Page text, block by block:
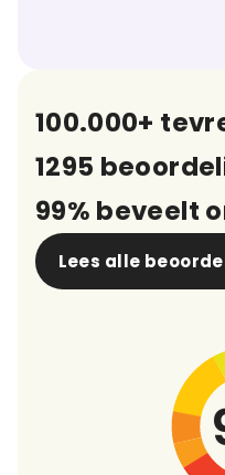
100.000+
1295
99% beveelt
Lees alle